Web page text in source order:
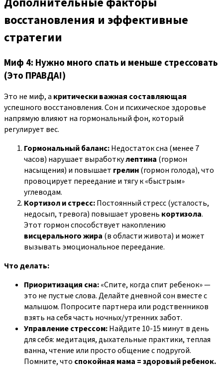
восстановления и эффективные
стратегии
Миф 4: Нужно много спать и меньше стрессовать
(Это ПРАВДА!)
Это не миф, а критически важная составляющая
успешного восстановления. Сон и психическое здоровье
напрямую влияют на гормональный фон, который
регулирует вес.
Гормональный баланс:Недостаток сна (менее 7
часов) нарушает выработкулептина (гормон
насыщения) и повышает грелин(гормон голода), что
провоцирует переедание и тягу к «быстрым»
углеводам.
Кортизол и стресс:Постоянный стресс (усталость,
недосып, тревога) повышает уровень кортизола.
Этот гормон способствует накоплению
висцерального жира (в области живота) и может
вызывать эмоциональное переедание.
Что делать:
Приоритизация сна:«Спите, когда спит ребенок» —
это не пустые слова. Делайте дневной сон вместе с
малышом. Попросите партнера или родственников
взять на себя часть ночных/утренних забот.
Управление стрессом:Найдите 10-15 минут в день
для себя: медитация, дыхательные практики, теплая
ванна, чтение или просто общение с подругой.
Помните, что спокойная мама = здоровый ребенок.